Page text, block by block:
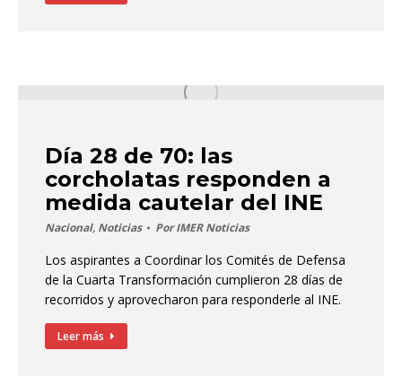
Día 28 de 70: las
corcholatas responden a
medida cautelar del INE
Nacional, Noticias PorIMER Noticias
Los aspirantes a Coordinar los Comités de Defensa
de la Cuarta Transformación cumplieron 28 días de
recorridos y aprovecharon para responderle al INE.
Leer más